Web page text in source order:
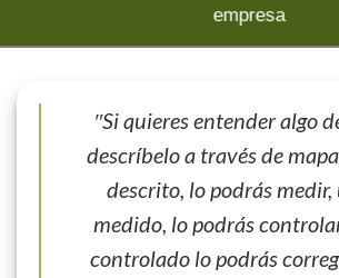
empresa
″Si quieres entender algo
descríbelo a través de
descrito, lo podrás medir,
medido, lo podrás
controlado lo podrás